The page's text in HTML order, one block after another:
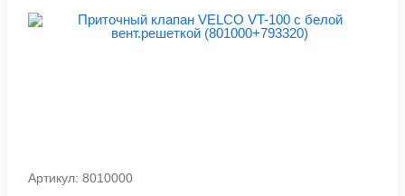
Артикул: 8010000